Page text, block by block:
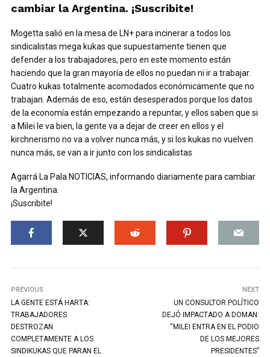
cambiar la Argentina. ¡Suscribite!
Mogetta salió en la mesa de LN+ para incinerar a todos los
sindicalistas mega kukas que supuestamente tienen que
defender a los trabajadores, pero en este momento están
haciendo que la gran mayoría de ellos no puedan ni ir a trabajar.
Cuatro kukas totalmente acomodados económicamente que no
trabajan. Además de eso, están desesperados porque los datos
de la economía están empezando a repuntar, y ellos saben que si
a Milei le va bien, la gente va a dejar de creer en ellos y el
kirchnerismo no va a volver nunca más, y si los kukas no vuelven
nunca más, se van a ir junto con los sindicalistas
Agarrá La Pala NOTICIAS, informando diariamente para cambiar
la Argentina.
¡Suscribite!
PREVIOUS
LA GENTE ESTÁ HARTA:
TRABAJADORES
DESTROZAN
COMPLETAMENTE A LOS
SINDIKUKAS QUE PARAN EL
NEXT
UN CONSULTOR POLÍTICO
DEJÓ IMPACTADO A DOMAN:
“MILEI ENTRA EN EL PODIO
DE LOS MEJORES
PRESIDENTES”